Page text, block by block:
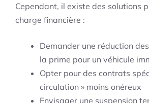
Cependant, il existe des solutions
charge financière :
Demander une réduction
la prime pour un véhicule
Opter pour des contrats
circulation » moins onéreux
Envisager une suspension